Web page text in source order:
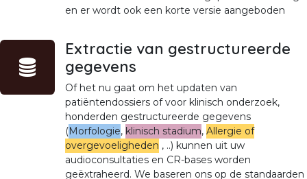
en er wordt ook een korte versie aangeboden
Extractie van gestructureerde
gegevens
Of het nu gaat om het updaten van
patiëntendossiers of voor klinisch onderzoek,
honderden gestructureerde gegevens
(Morfologie, klinisch stadium, Allergie of
overgevoeligheden , ..) kunnen uit uw
audioconsultaties en CR-bases worden
geëxtraheerd. We baseren ons op de standaarden